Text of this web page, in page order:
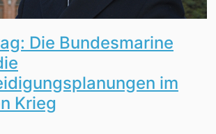
Die Bundesmarine
im
Krieg